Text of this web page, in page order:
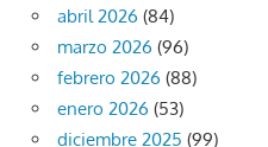
abril 2026 (84)
marzo 2026 (96)
febrero 2026 (88)
enero 2026 (53)
diciembre 2025 (99)